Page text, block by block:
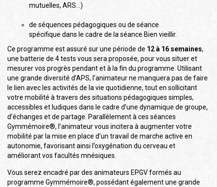
mutuelles, ARS…)
de séquences pédagogiques ou de séance
spécifique dans le cadre de la séance Bien vieillir.
Ce programme est assuré sur une période de 12 à 16 semaines,
une batterie de 4 tests vous sera proposée, pour vous situer et
mesurer vos progrès pendant et à la fin du programme. Utilisant
une grande diversité d’APS, l’animateur ne manquera pas de faire
le lien avec les activités de la vie quotidienne, tout en sollicitant
votre mobilité à travers des situations pédagogiques simples,
accessibles et ludiques dans le cadre d’une dynamique de groupe,
d’échanges et de partage. Parallèlement à ces séances
Gymmémoire®, l’animateur vous incitera à augmenter votre
mobilité par la mise en place d’un travail de marche active en
autonomie, favorisant ainsi l’oxygénation du cerveau et
améliorant vos facultés mnésiques.
Vous serez encadré par des animateurs EPGV formés au
programme Gymmémoire®, possédant également une grande